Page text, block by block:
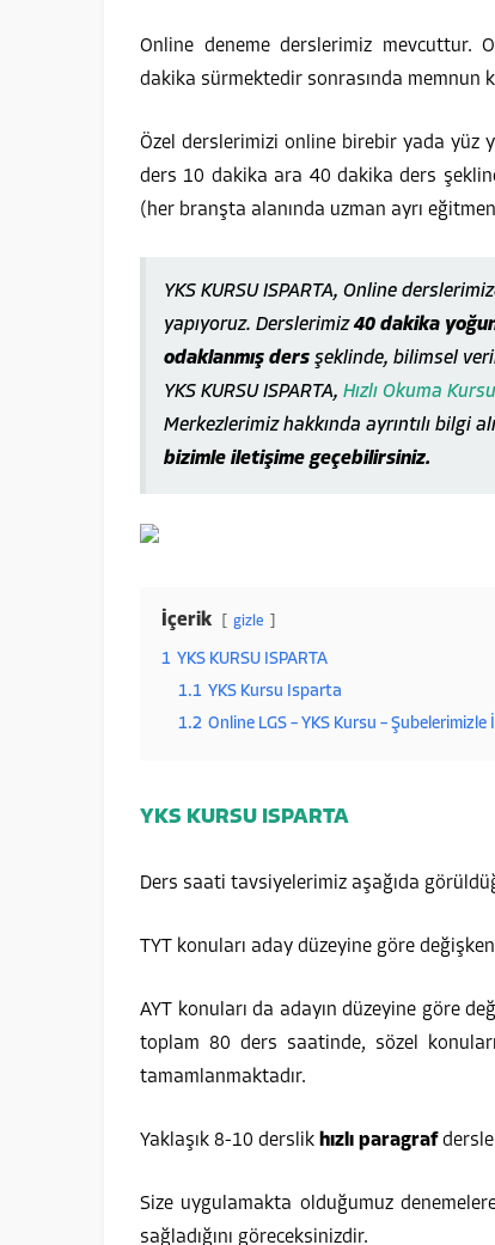
Online deneme derslerimiz mevcuttur.
dakika sürmektedir sonrasında memnun
Özel derslerimizi online birebir yada yüz
ders 10 dakika ara 40 dakika ders
(her branşta alanında uzman ayrı
YKS KURSU ISPARTA, Online
yapıyoruz. Derslerimiz40 dakika
odaklanmış ders şeklinde, bilimsel
YKS KURSU ISPARTA, Hızlı Okuma Kursu
Merkezlerimiz hakkında ayrıntılı bilgi
bizimle iletişime geçebilirsiniz.
İçerik gizle
1 YKS KURSU ISPARTA
1.1 YKS Kursu Isparta
1.2 Online LGS – YKS Kursu –
YKS KURSU ISPARTA
Ders saati tavsiyelerimiz aşağıda
TYT konuları aday düzeyine göre
AYT konuları da adayın düzeyine göre
toplam 80 ders saatinde, sözel
tamamlanmaktadır.
Yaklaşık 8-10 derslik hızlı paragraf
Size uygulamakta olduğumuz
sağladığını göreceksinizdir.